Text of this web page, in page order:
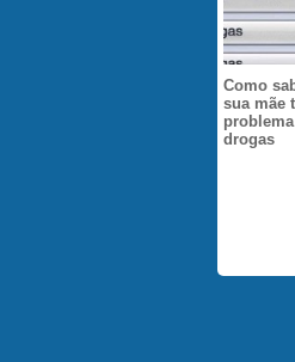
Como
sua mãe
drogas